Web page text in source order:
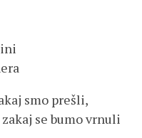
smo prešli,
se bumo vrnuli